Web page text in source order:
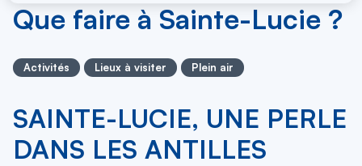
Que faire à Sainte-Lucie ?
Activités Lieux à visiter Plein air
SAINTE-LUCIE, UNE PERLE
DANS LES ANTILLES